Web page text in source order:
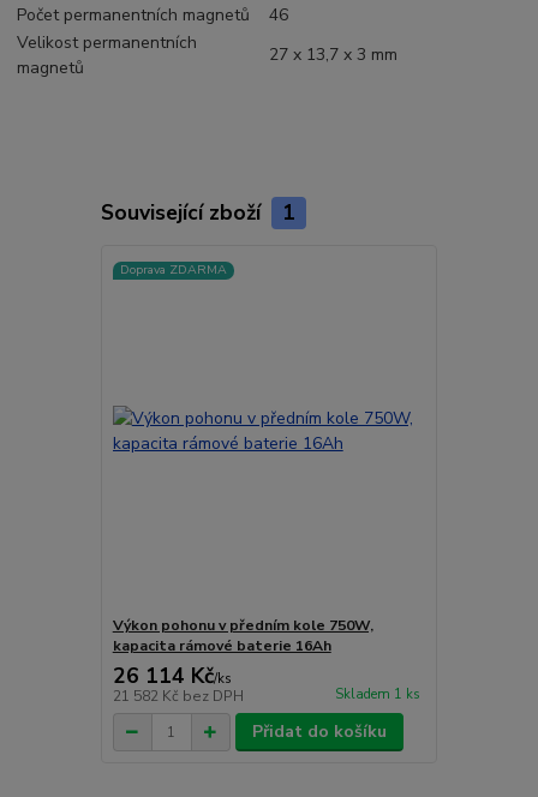
Počet permanentních magnetů
46
Velikost permanentních
magnetů
27 x 13,7 x 3 mm
Související zboží 1
Doprava ZDARMA
Výkon pohonu v předním kole 750W,
kapacita rámové baterie 16Ah
26 114 Kč/ks
21 582 Kč bez DPH Skladem 1 ks
Přidat do košíku